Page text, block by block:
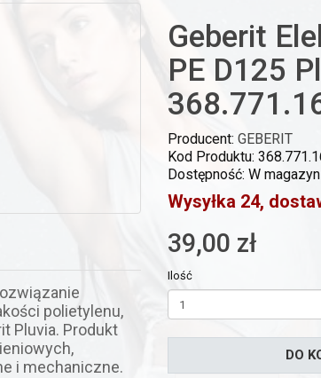
polietylenu,
Pluvia. Produkt
i mechaniczne.
Geberit
PE D125
Producent: GEBERIT
Kod Produktu:
Dostępność: W
Wysyłka 24,
39,00 zł
Ilość
DO